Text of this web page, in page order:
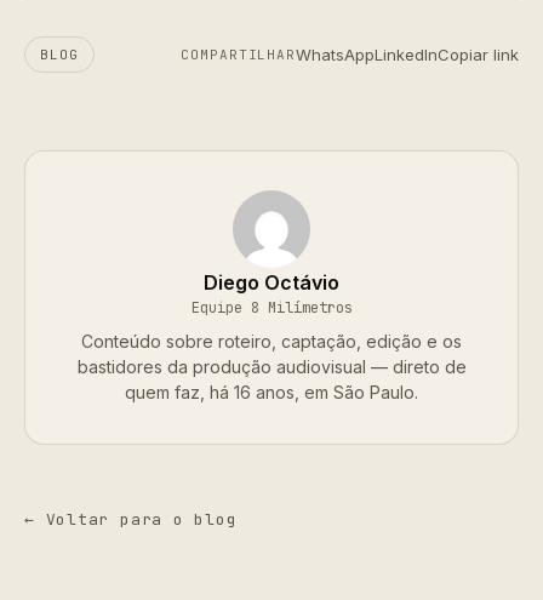
BLOG COMPARTILHARWhatsAppLinkedInCopiar link
Diego Octávio
Equipe 8 Milímetros
Conteúdo sobre roteiro, captação, edição e os
bastidores da produção audiovisual — direto de
quem faz, há 16 anos, em São Paulo.
← Voltar para o blog